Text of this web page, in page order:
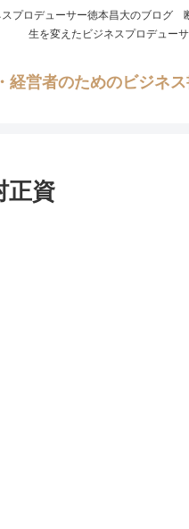
プロデューサー徳本昌大のブログ
生を変えたビジネスプロデュー
経営者のためのビジネス
正資